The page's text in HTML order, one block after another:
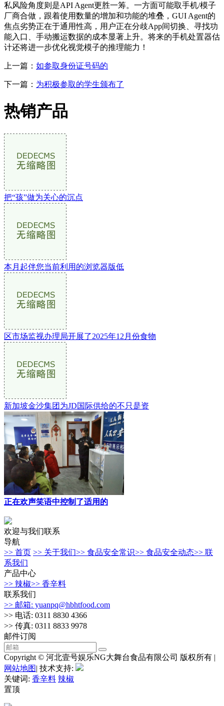
私风险角度则是API Agent更胜一筹。一方面可能取手机/模子
厂商合做，跟着使用数量的增加和功能的堆叠，GUI Agent的
焦点劣势正在于通用性高，用户正在分歧App间切换、寻找功
能入口、手动搬运数据的成本显著上升。将来的手机处置器估
计还将进一步优化视觉模子的推理能力！
上一篇： 如参取身份证号码的
下一篇： 为积极参取的学生颁布了
热销产品
把“孩”做为关心的沉点
本月起伴您当前利用的浏览器版低
区市场监视办理局开展了2025年12月份食物
新加坡金沙集团为JD国际供给的不只是资
正在欢声笑语中控制了适用的
欢迎与我们联系
导航
>> 首页 >> 关于我们>> 食品安全常识>> 食品安全动态>> 联
系我们
产品中心
>> 辣椒>> 香辛料
联系我们
>> 邮箱: yuanpq@hbhtfood.com
>> 电话: 0311 8830 4366
>> 传真: 0311 8833 9978
邮件订阅
Copyright © 河北壹号娱乐NG大舞台食品有限公司 版权所有 |
网站地图| 技术支持:
关键词: 香辛料 辣椒
置顶